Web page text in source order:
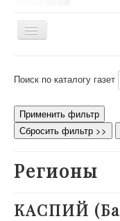
Toggle
Участники
Приглашенные
Как работать с сайтом
Контакты
Поиск по каталогу газет
Применить фильтр
Сбросить фильтр >>
Регионы
КАСПИЙ